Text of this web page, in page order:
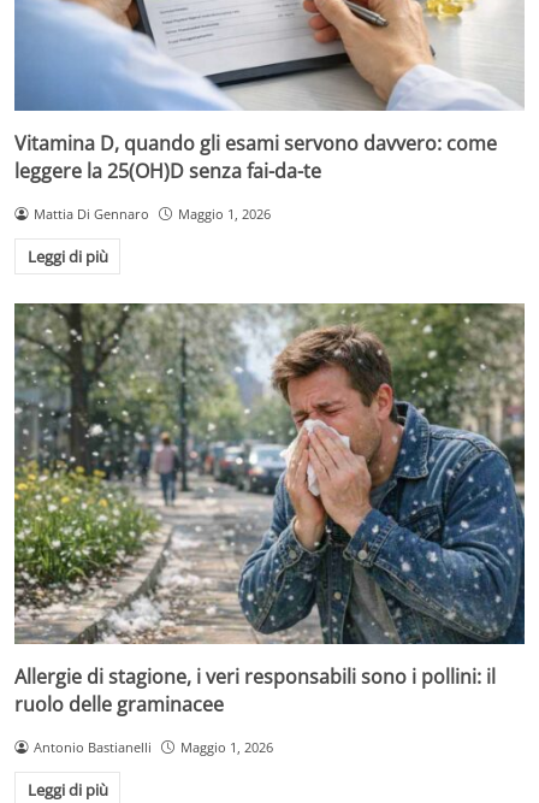
Vitamina D, quando gli esami servono davvero: come
leggere la 25(OH)D senza fai-da-te
Mattia Di Gennaro Maggio 1, 2026
Leggi di più
Allergie di stagione, i veri responsabili sono i pollini: il
ruolo delle graminacee
Antonio Bastianelli Maggio 1, 2026
Leggi di più